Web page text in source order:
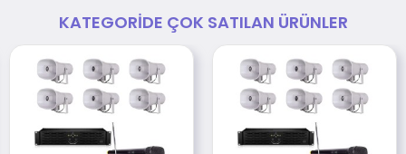
KATEGORIDE ÇOK SATILAN ÜRÜNLER